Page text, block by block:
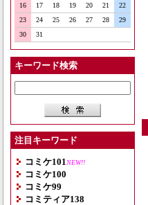
16
17 18 19 20 21
22
23
24 25 26 27 28
29
30
31
キーワード検索
注目キーワード
コミケ101 NEW!!
コミケ100
コミケ99
コミティア138